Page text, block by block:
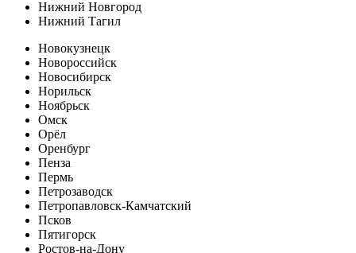
Нижний Новгород
Нижний Тагил
Новокузнецк
Новороссийск
Новосибирск
Норильск
Ноябрьск
Омск
Орёл
Оренбург
Пенза
Пермь
Петрозаводск
Петропавловск-Камчатский
Псков
Пятигорск
Ростов-на-Дону